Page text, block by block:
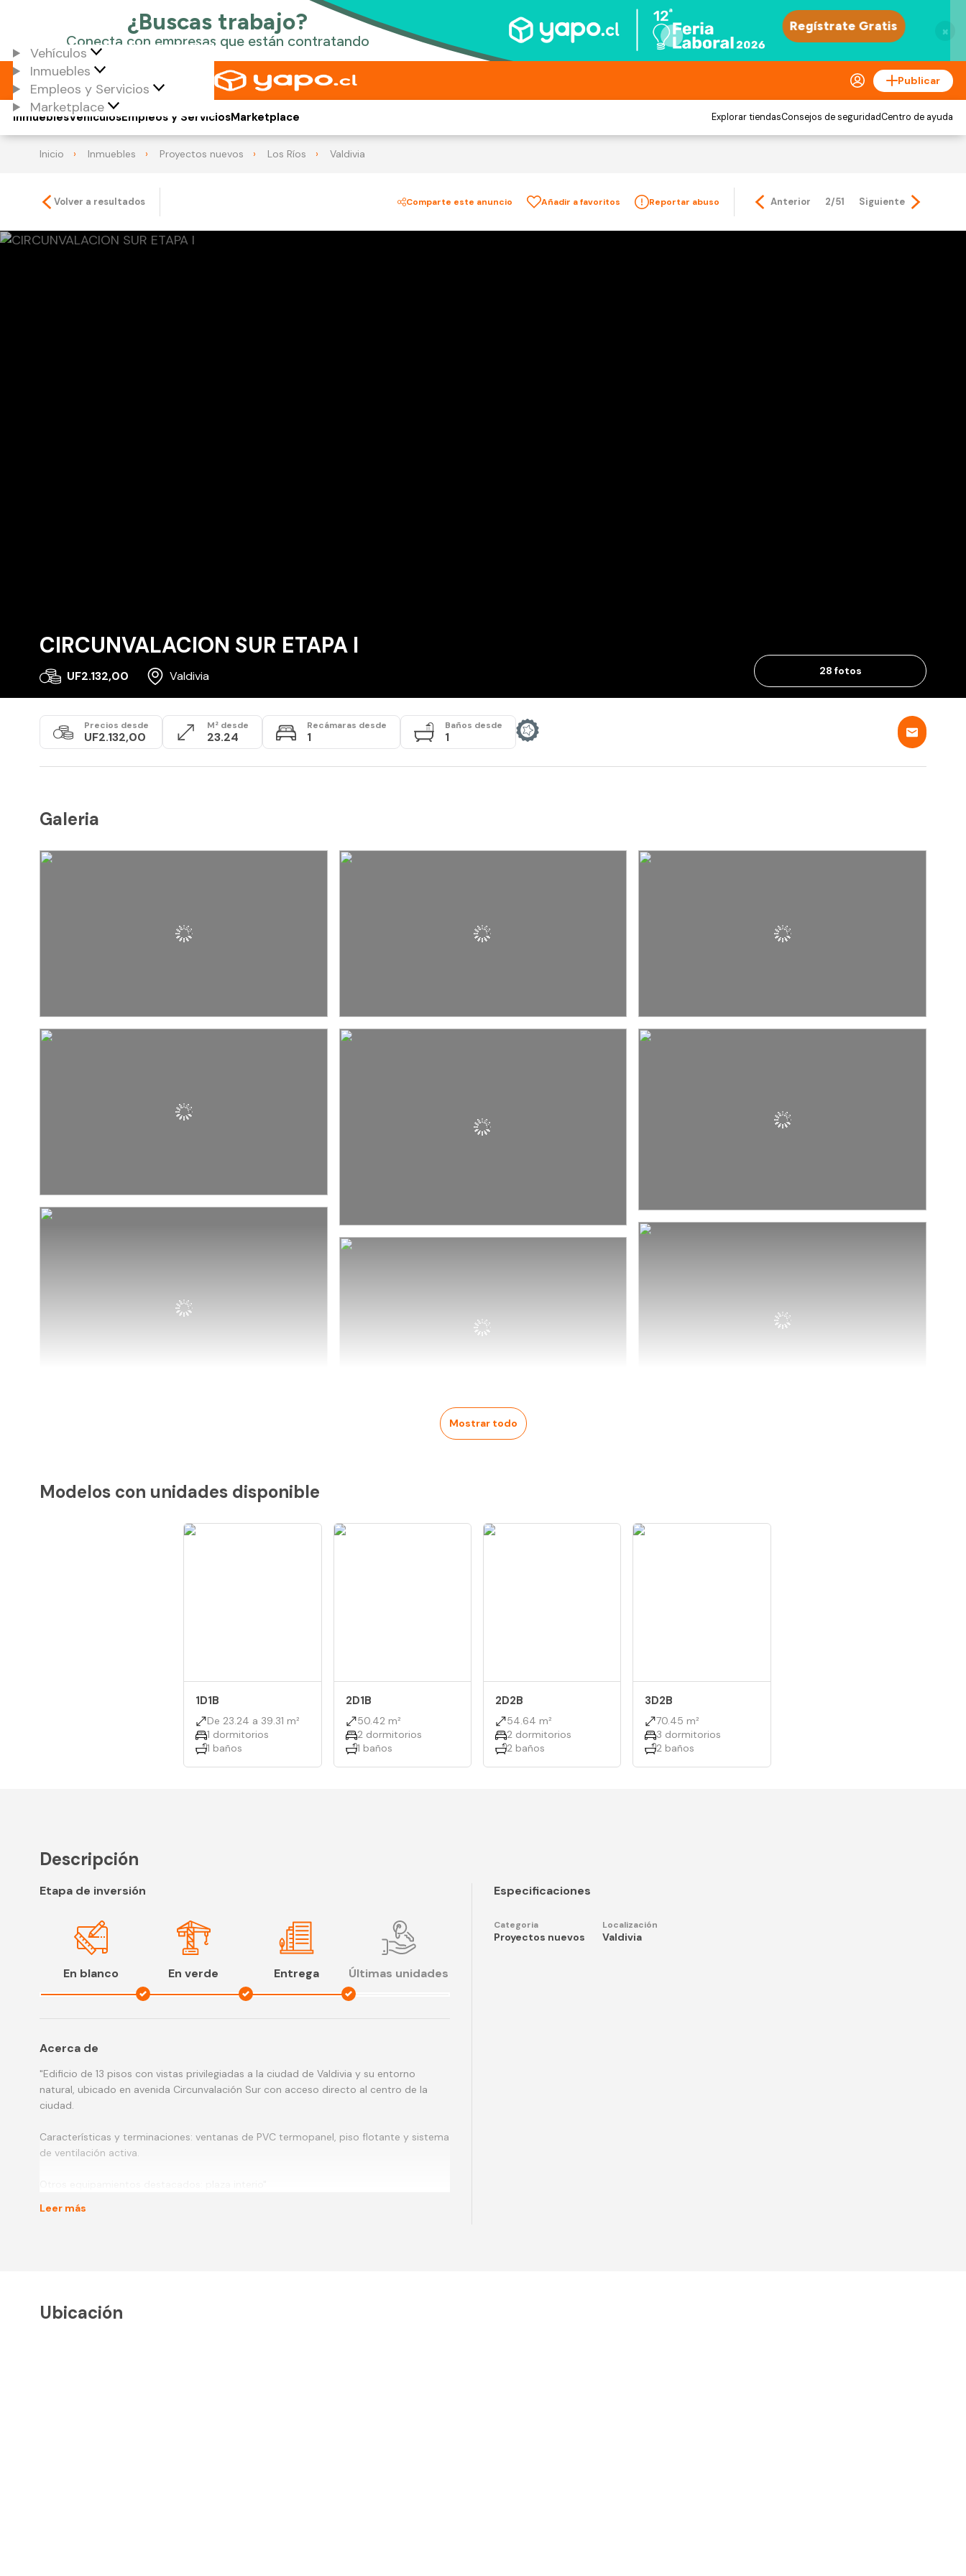
×
Vehículos
Inmuebles
Empleos y Servicios
Marketplace
Publicar
Vehículos
Inmuebles Empleos y ServiciosMarketplace Explorar tiendasConsejos de seguridadCentro de ayuda
Inicio Inmuebles Proyectos nuevos Los Ríos Valdivia
Volver a resultados Comparte este anuncio Añadir a favoritos Reportar abuso Anterior 2/51 Siguiente
CIRCUNVALACION SUR ETAPA I
UF2.132,00 Valdivia 28 fotos
Precios desde
UF2.132,00
M² desde
23.24
Recámaras desde
1
Baños desde
1
Galeria
Mostrar todo
Modelos con unidades disponible
1D1B
De 23.24 a 39.31 m²
1 dormitorios
1 baños
2D1B
50.42 m²
2 dormitorios
1 baños
2D2B
54.64 m²
2 dormitorios
2 baños
3D2B
70.45 m²
3 dormitorios
2 baños
Descripción
Etapa de inversión
En blanco En verde Entrega Últimas unidades
Acerca de
"Edificio de 13 pisos con vistas privilegiadas a la ciudad de Valdivia y su entorno
natural, ubicado en avenida Circunvalación Sur con acceso directo al centro de la
ciudad.
Características y terminaciones: ventanas de PVC termopanel, piso flotante y sistema
de ventilación activa.
Leer más
Especificaciones
Categoria
Proyectos nuevos
Localización
Valdivia
Ubicación